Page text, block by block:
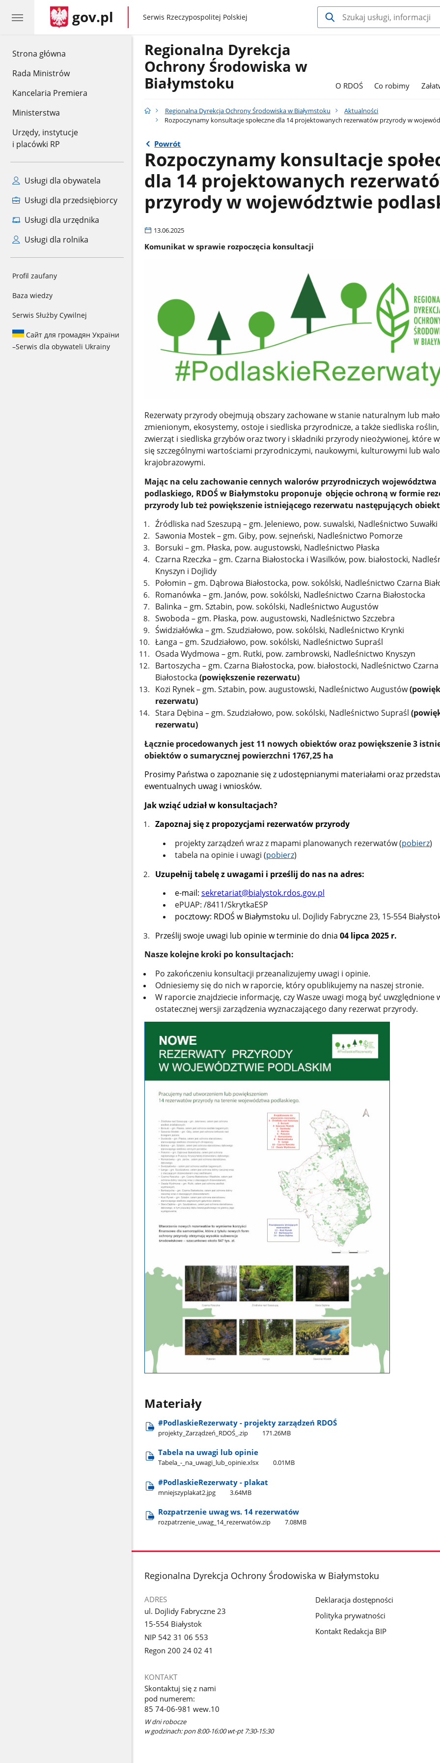
Strona główna
Rada Ministrów
Kancelaria Premiera
Ministerstwa
Urzędy, instytucje
i placówki RP
Usługi dla obywatela
Usługi dla przedsiębiorcy
Usługi dla urzędnika
Usługi dla rolnika
Profil zaufany
Baza wiedzy
Serwis Służby Cywilnej
Сайт для громадян України
–Serwis dla obywateli Ukrainy
gov.pl gov.pl
Serwis Rzeczypospolitej Polskiej
Regionalna Dyrekcja
Ochrony Środowiska w
Białymstoku
O RDOŚ Co robimy
Regionalna Dyrekcja Ochrony Środowiska w Białymstoku
Aktualności
Rozpoczynamy konsultacje społeczne dla 14 projektowanych rezerwatów przyrody w
Powrót
Rozpoczynamy konsultacje
dla 14 projektowanych
przyrody w województwie
13.06.2025
Komunikat w sprawie rozpoczęcia konsultacji
Rezerwaty przyrody obejmują obszary zachowane w stanie naturalnym lub mało
zmienionym, ekosystemy, ostoje i siedliska przyrodnicze, a także siedliska
zwierząt i siedliska grzybów oraz twory i składniki przyrody nieożywionej, które
się szczególnymi wartościami przyrodniczymi, naukowymi, kulturowymi lub
krajobrazowymi.
Mając na celu zachowanie cennych walorów przyrodniczych województwa
podlaskiego, RDOŚ w Białymstoku proponuje objęcie ochroną w formie
przyrody lub też powiększenie istniejącego rezerwatu następujących
Źródliska nad Szeszupą – gm. Jeleniewo, pow. suwalski, Nadleśnictwo Suwałki
Sawonia Mostek – gm. Giby, pow. sejneński, Nadleśnictwo Pomorze
Borsuki – gm. Płaska, pow. augustowski, Nadleśnictwo Płaska
Czarna Rzeczka – gm. Czarna Białostocka i Wasilków, pow. białostocki,
Knyszyn i Dojlidy
Połomin – gm. Dąbrowa Białostocka, pow. sokólski, Nadleśnictwo Czarna
Romanówka – gm. Janów, pow. sokólski, Nadleśnictwo Czarna Białostocka
Balinka – gm. Sztabin, pow. sokólski, Nadleśnictwo Augustów
Swoboda – gm. Płaska, pow. augustowski, Nadleśnictwo Szczebra
Świdziałówka – gm. Szudziałowo, pow. sokólski, Nadleśnictwo Krynki
Łanga – gm. Szudziałowo, pow. sokólski, Nadleśnictwo Supraśl
Osada Wydmowa – gm. Rutki, pow. zambrowski, Nadleśnictwo Knyszyn
Bartoszycha – gm. Czarna Białostocka, pow. białostocki, Nadleśnictwo Czarna
Białostocka (powiększenie rezerwatu)
Kozi Rynek – gm. Sztabin, pow. augustowski, Nadleśnictwo Augustów
rezerwatu)
Stara Dębina – gm. Szudziałowo, pow. sokólski, Nadleśnictwo Supraśl
rezerwatu)
Łącznie procedowanych jest 11 nowych obiektów oraz powiększenie 3
obiektów o sumarycznej powierzchni 1767,25 ha
Prosimy Państwa o zapoznanie się z udostępnianymi materiałami oraz
ewentualnych uwag i wniosków.
Jak wziąć udział w konsultacjach?
Zapoznaj się z propozycjami rezerwatów przyrody
projekty zarządzeń wraz z mapami planowanych rezerwatów (pobierz)
tabela na opinie i uwagi (pobierz)
Uzupełnij tabelę z uwagami i prześlij do nas na adres:
e-mail: sekretariat@bialystok.rdos.gov.pl
ePUAP: /8411/SkrytkaESP
pocztowy: RDOŚ w Białymstoku ul. Dojlidy Fabryczne 23, 15-554
Prześlij swoje uwagi lub opinie w terminie do dnia 04 lipca 2025 r.
Nasze kolejne kroki po konsultacjach:
Po zakończeniu konsultacji przeanalizujemy uwagi i opinie.
Odniesiemy się do nich w raporcie, który opublikujemy na naszej stronie.
W raporcie znajdziecie informację, czy Wasze uwagi mogą być uwzględnione
ostatecznej wersji zarządzenia wyznaczającego dany rezerwat przyrody.
Materiały
#PodlaskieRezerwaty - projekty zarządzeń RDOŚ
projekty​_Zarządzeń​_RDOŚ​_.zip 171.26MB
Tabela na uwagi lub opinie
Tabela​_-​_na​_uwagi​_lub​_opinie.xlsx 0.01MB
#PodlaskieRezerwaty - plakat
mniejszyplakat2.jpg 3.64MB
Rozpatrzenie uwag ws. 14 rezerwatów
rozpatrzenie​_uwag​_14​_rezerwatów.zip 7.08MB
stopka
Regionalna Dyrekcja Ochrony Środowiska w Białymstoku
ADRES
ul. Dojlidy Fabryczne 23
15-554 Białystok
NIP 542 31 06 553
Regon 200 24 02 41
KONTAKT
Skontaktuj się z nami
pod numerem:
85 74-06-981 wew.10
W dni robocze
w godzinach: pon 8:00-16:00 wt-pt 7:30-15:30
Deklaracja dostępności
Polityka prywatności
Kontakt Redakcja BIP